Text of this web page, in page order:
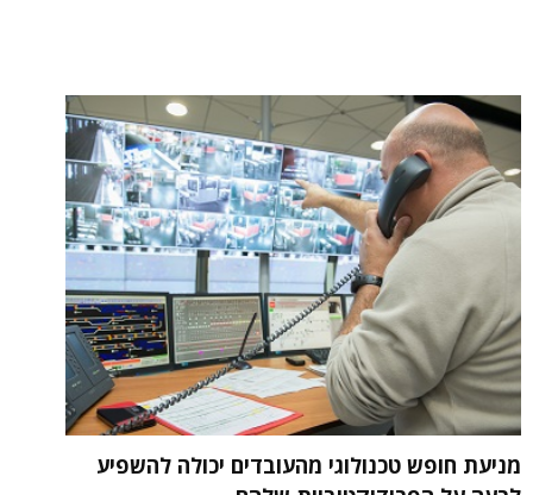
מניעת חופש טכנולוגי מהעובדים יכולה להשפיע